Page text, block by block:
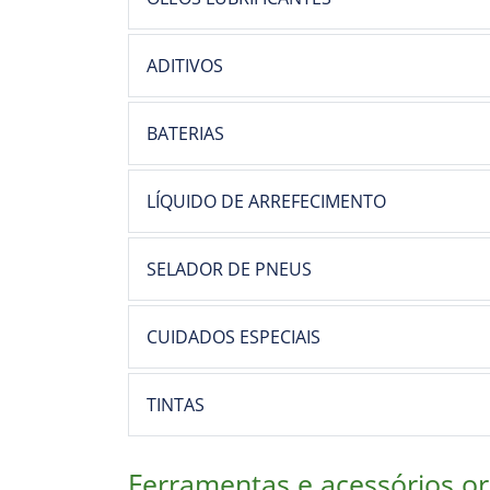
ADITIVOS
BATERIAS
LÍQUIDO DE ARREFECIMENTO
SELADOR DE PNEUS
CUIDADOS ESPECIAIS
TINTAS